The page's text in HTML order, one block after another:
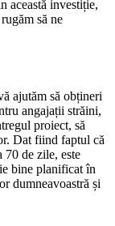
această investiție,
să ne
ajutăm să obțineri
angajații străini,
proiect, să
Dat fiind faptul că
70 de zile, este
bine planificat în
dumneavoastră și